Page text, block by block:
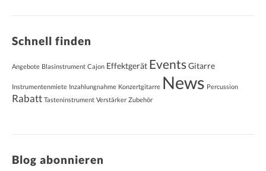
Schnell finden
Angebote Blasinstrument Cajon Effektgerät EventsGitarre
Instrumentenmiete Inzahlungnahme Konzertgitarre News Percussion
Rabatt Tasteninstrument Verstärker Zubehör
Blog abonnieren